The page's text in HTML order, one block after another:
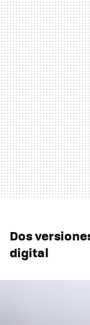
Dos
digital